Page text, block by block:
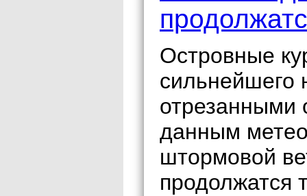
Островные
сильнейшего
отрезанными
данным
штормовой
продолжатся